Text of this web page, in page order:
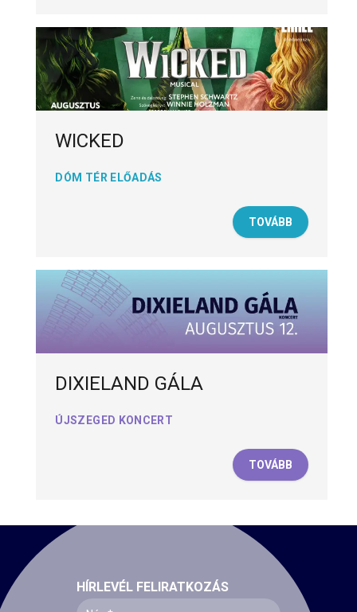
WICKED
DÓM TÉR ELŐADÁS
TOVÁBB
DIXIELAND GÁLA
ÚJSZEGED KONCERT
TOVÁBB
HÍRLEVÉL FELIRATKOZÁS